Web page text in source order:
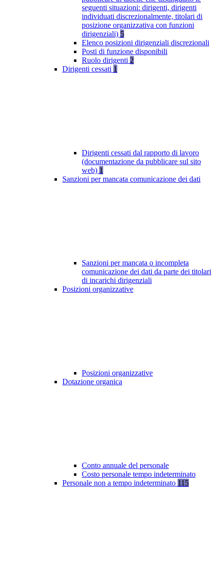
seguenti situazioni: dirigenti, dirigenti
individuati discrezionalmente, titolari di
posizione organizzativa con funzioni
dirigenziali) 5
Elenco posizioni dirigenziali discrezionali
Posti di funzione disponibili
Ruolo dirigenti 2
Dirigenti cessati 1
Dirigenti cessati dal rapporto di lavoro
(documentazione da pubblicare sul sito
web) 1
Sanzioni per mancata comunicazione dei dati
Sanzioni per mancata o incompleta
comunicazione dei dati da parte dei titolari
di incarichi dirigenziali
Posizioni organizzative
Posizioni organizzative
Dotazione organica
Conto annuale del personale
Costo personale tempo indeterminato
Personale non a tempo indeterminato 115